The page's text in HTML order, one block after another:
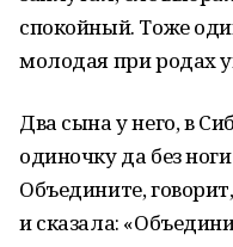
спокойный. Тоже
молодая при родах
Два сына у него, в
одиночку да без
Объедините,
и сказала: